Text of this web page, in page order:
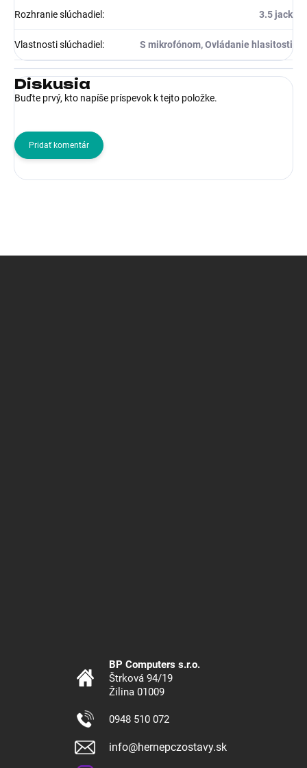
Rozhranie slúchadiel : 3.5 jack
Vlastnosti slúchadiel : S mikrofónom, Ovládanie hlasitosti
Diskusia
Buďte prvý, kto napíše príspevok k tejto položke.
Pridať komentár
BP Computers s.r.o.
Štrková 94/19
Žilina 01009
0948 510 072
info@hernepczostavy.sk